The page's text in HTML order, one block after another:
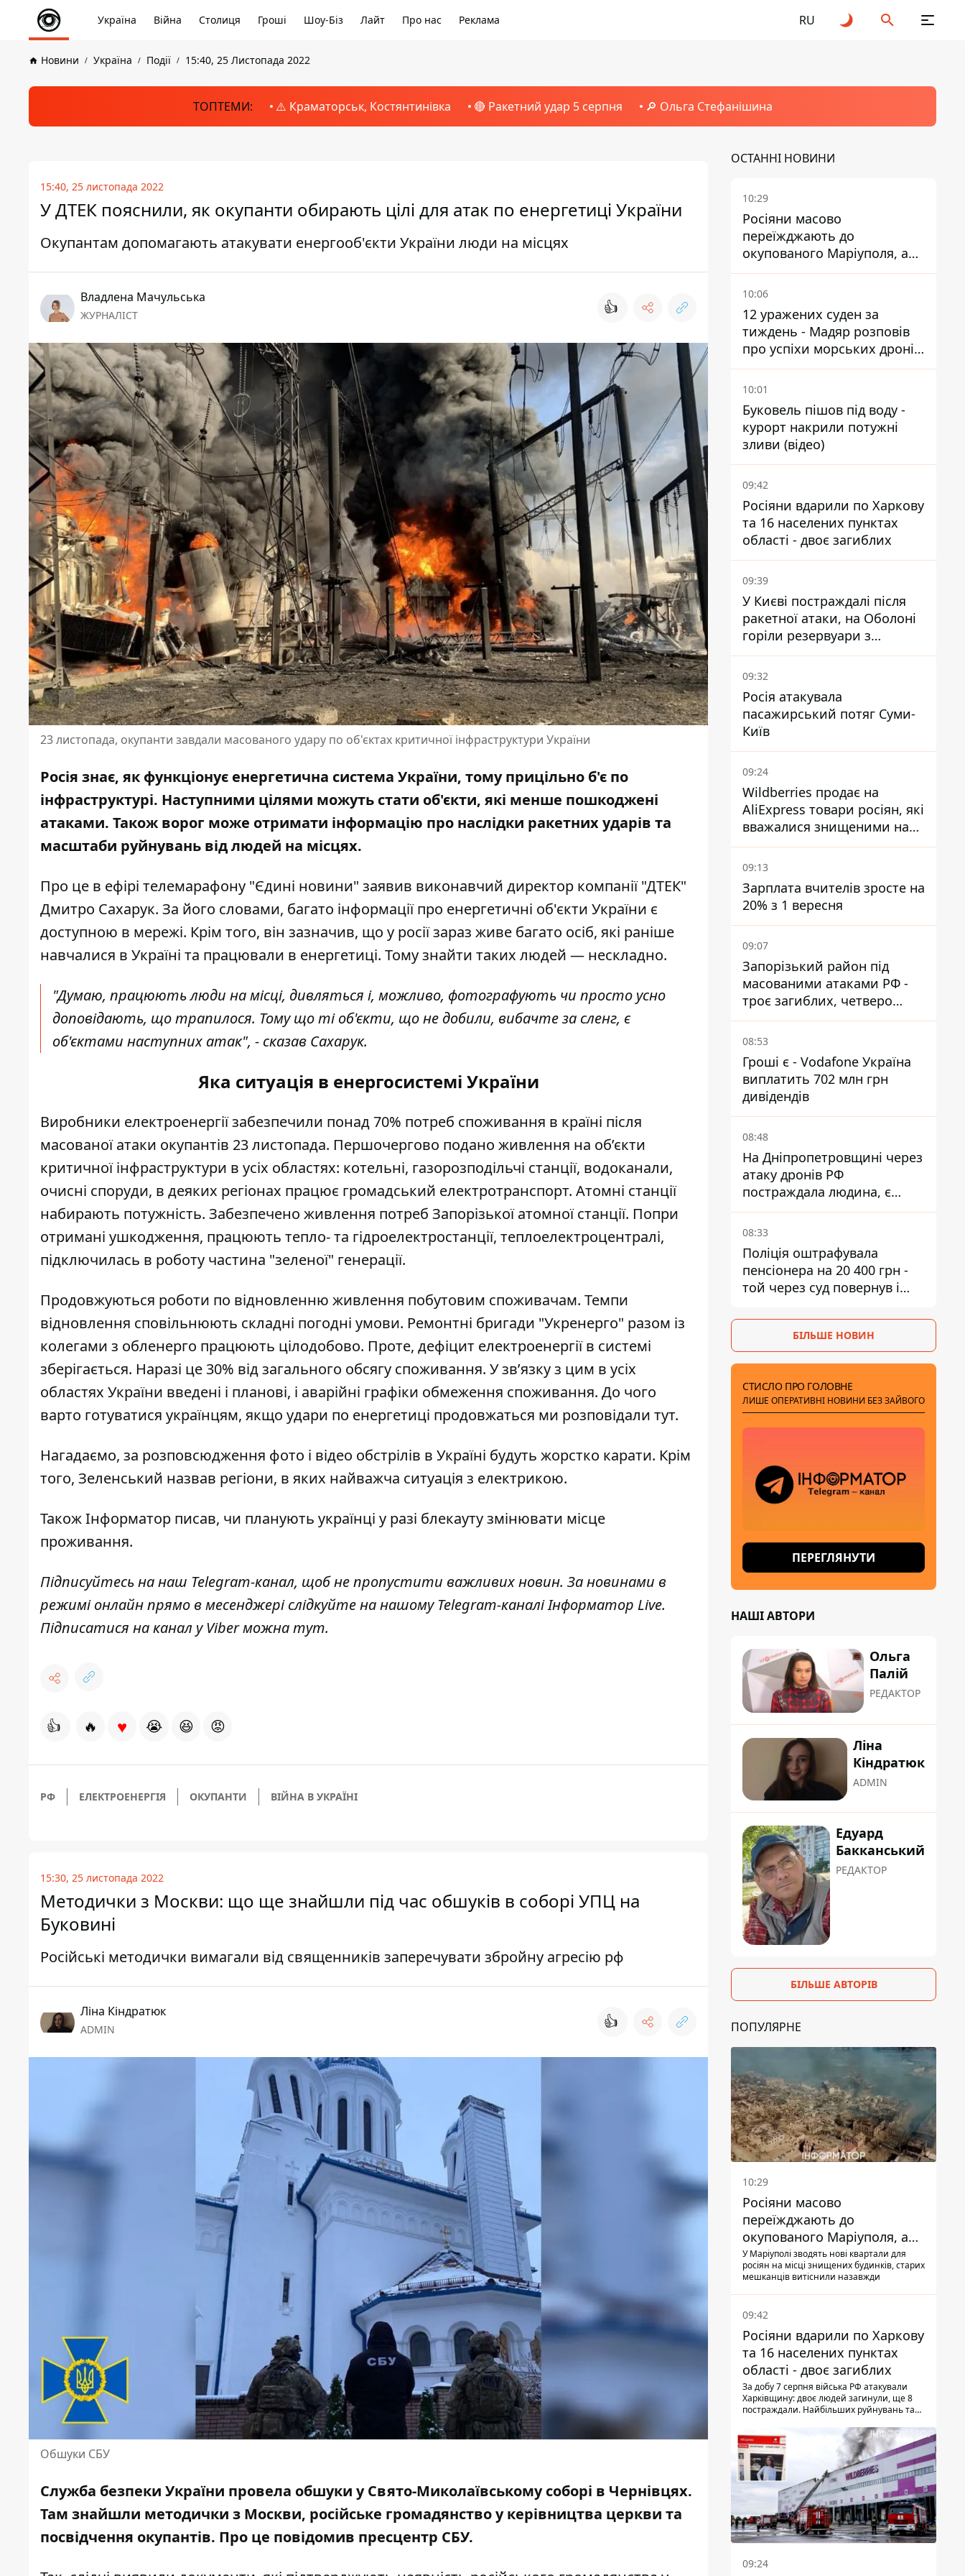
Україна Війна Столиця Гроші Шоу-Біз Лайт Про нас Реклама RU
Новини Україна Події 15:40, 25 Листопада 2022
ТОПТЕМИ: ⚠️ Краматорськ, Костянтинівка 🔴 Ракетний удар 5 серпня 🔎 Ольга Стефанішина
15:40, 25 листопада 2022
У ДТЕК пояснили, як окупанти обирають цілі для атак по енергетиці України
Окупантам допомагають атакувати енергооб'єкти України люди на місцях
Владлена Мачульська
ЖУРНАЛІСТ 👍
23 листопада, окупанти завдали масованого удару по об'єктах критичної інфраструктури України
Росія знає, як функціонує енергетична система України, тому прицільно б'є по
інфраструктурі. Наступними цілями можуть стати об'єкти, які менше пошкоджені
атаками. Також ворог може отримати інформацію про наслідки ракетних ударів та
масштаби руйнувань від людей на місцях.
Про це в ефірі телемарафону "Єдині новини" заявив виконавчий директор компанії "ДТЕК"
Дмитро Сахарук. За його словами, багато інформації про енергетичні об'єкти України є
доступною в мережі. Крім того, він зазначив, що у росії зараз живе багато осіб, які раніше
навчалися в Україні та працювали в енергетиці. Тому знайти таких людей — нескладно.
"Думаю, працюють люди на місці, дивляться і, можливо, фотографують чи просто усно
доповідають, що трапилося. Тому що ті об'єкти, що не добили, вибачте за сленг, є
об'єктами наступних атак", - сказав Сахарук.
Яка ситуація в енергосистемі України
Виробники електроенергіїзабезпечили понад 70% потреб споживання в країні після
масованої атаки окупантів 23 листопада. Першочергово подано живлення на об’єкти
критичної інфраструктури в усіх областях: котельні, газорозподільчі станції, водоканали,
очисні споруди, в деяких регіонах працює громадський електротранспорт. Атомні станції
набирають потужність. Забезпечено живлення потреб Запорізької атомної станції. Попри
отримані ушкодження, працюють тепло- та гідроелектростанції, теплоелектроцентралі,
підключилась в роботу частина "зеленої" генерації.
Продовжуються роботи по відновленню живлення побутовим споживачам. Темпи
відновлення сповільнюють складні погодні умови. Ремонтні бригади "Укренерго" разом із
колегами з обленерго працюють цілодобово. Проте, дефіцит електроенергіїв системі
зберігається. Наразі це 30% від загального обсягу споживання. У зв’язку з цим в усіх
областях України введені і планові, і аварійні графіки обмеження споживання. До чого
варто готуватися українцям, якщо удари по енергетиці продовжаться ми розповідали тут.
Нагадаємо, за розповсюдження фото і відео обстрілів в Україні будуть жорстко карати. Крім
того, Зеленський назвав регіони, в яких найважча ситуація з електрикою.
ТакожІнформатор писав, чи планують українці у разі блекауту змінювати місце
проживання.
Підписуйтесь на наш Telegram-канал, щоб не пропустити важливих новин. За новинами в
режимі онлайн прямо в месенджері слідкуйте на нашому Telegram-каналіІнформатор Live.
Підписатися на канал у Viber можнатут.
👍 🔥 ♥ 😭 😆 😡
РФ ЕЛЕКТРОЕНЕРГІЯ ОКУПАНТИ ВІЙНА В УКРАЇНІ
15:30, 25 листопада 2022
Методички з Москви: що ще знайшли під час обшуків в соборі УПЦ на
Буковині
Російські методички вимагали від священників заперечувати збройну агресію рф
Ліна Кіндратюк
ADMIN 👍
Обшуки СБУ
Служба безпеки України провела обшуки у Свято-Миколаївському соборі в Чернівцях.
Там знайшли методички з Москви, російське громадянство у керівництва церкви та
посвідчення окупантів. Про це повідомив пресцентр СБУ.
ОСТАННІ НОВИНИ
10:29
Росіяни масово
переїжджають до
окупованого Маріуполя, а
місцевих залишають без
житла
10:06
12 уражених суден за
тиждень - Мадяр розповів
про успіхи морських дронів
у Чорному та Азовському
морях
10:01
Буковель пішов під воду -
курорт накрили потужні
зливи (відео)
09:42
Росіяни вдарили по Харкову
та 16 населених пунктах
області - двоє загиблих
09:39
У Києві постраждалі після
ракетної атаки, на Оболоні
горіли резервуари з
паливом
09:32
Росія атакувала
пасажирський потяг Суми-
Київ
09:24
Wildberries продає на
AliExpress товари росіян, які
вважалися знищеними на
складах
09:13
Зарплата вчителів зросте на
20% з 1 вересня
09:07
Запорізький район під
масованими атаками РФ -
троє загиблих, четверо
поранених
08:53
Гроші є - Vodafone Україна
виплатить 702 млн грн
дивідендів
08:48
На Дніпропетровщині через
атаку дронів РФ
постраждала людина, є
пожежі та пошкодження
08:33
Поліція оштрафувала
пенсіонера на 20 400 грн -
той через суд повернув і
моральної шкоди
БІЛЬШЕ НОВИН
СТИСЛО ПРО ГОЛОВНЕ
ЛИШЕ ОПЕРАТИВНІ НОВИНИ БЕЗ ЗАЙВОГО
ПЕРЕГЛЯНУТИ
НАШІ АВТОРИ
Ольга
Палій
РЕДАКТОР
Ліна
Кіндратюк
ADMIN
Едуард
Бакканський
РЕДАКТОР
БІЛЬШЕ АВТОРІВ
ПОПУЛЯРНЕ
10:29
Росіяни масово
переїжджають до
окупованого Маріуполя, а
місцевих залишають без
житла
У Маріуполі зводять нові квартали для
росіян на місці знищених будинків, старих
мешканців витіснили назавжди
09:42
Росіяни вдарили по Харкову
та 16 населених пунктах
області - двоє загиблих
За добу 7 серпня війська РФ атакували
Харківщину: двоє людей загинули, ще 8
постраждали. Найбільших руйнувань та
09:24